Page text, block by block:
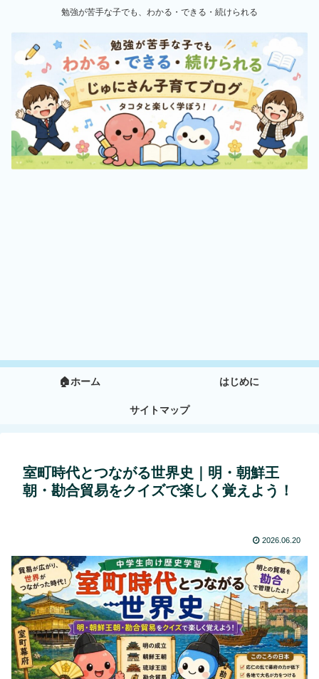
勉強が苦手な子でも、わかる・できる・続けられる
🏠ホーム はじめに
サイトマップ
室町時代とつながる世界史｜明・朝鮮王
朝・勘合貿易をクイズで楽しく覚えよう！
2026.06.20